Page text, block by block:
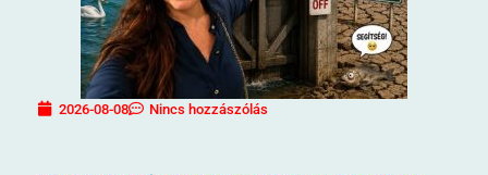
2026-08-08 Nincs hozzászólás